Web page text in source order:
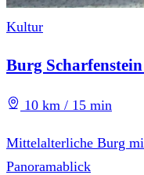
Kultur
Burg
10 km / 15 min
Mittelalterliche Burg
Panoramablick